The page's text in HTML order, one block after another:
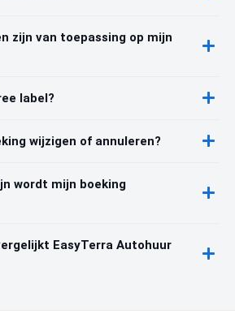
zijn van toepassing op mijn
label?
wijzigen of annuleren?
wordt mijn boeking
EasyTerra Autohuur